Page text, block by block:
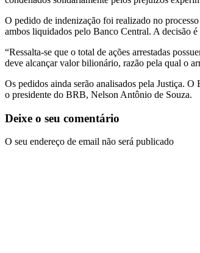
O pedido de indenização foi realizado no
ambos liquidados pelo Banco Central. A decisão é
“Ressalta-se que o total de ações arrestadas
deve alcançar valor bilionário, razão pela qual o
Os pedidos ainda serão analisados pela Justiça.
o presidente do BRB, Nelson Antônio de Souza.
Deixe o seu comentário
O seu endereço de email não será publicado